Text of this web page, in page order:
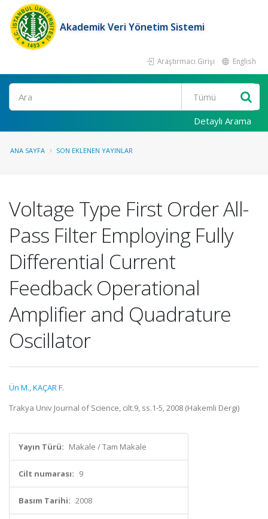
Akademik Veri Yönetim Sistemi
Araştırmacı Girişi English
Ara
Detaylı Arama
ANA SAYFA SON EKLENEN YAYINLAR
Voltage Type First Order All-
Pass Filter Employing Fully
Differential Current
Feedback Operational
Amplifier and Quadrature
Oscillator
Ün M.,KAÇAR F.
Trakya Univ Journal of Science, cilt.9, ss.1-5, 2008 (Hakemli Dergi)
Yayın Türü: Makale / Tam Makale
Cilt numarası: 9
Basım Tarihi: 2008